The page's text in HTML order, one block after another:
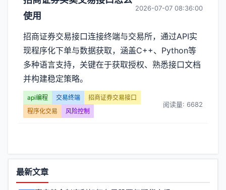
类
【招
商
证
券
接
使用
2026-07-07 08:36:00
招商证券交易接口连接终端与交易所，通过API实
现程序化下单与数据获取，涵盖C++、Python等
多种语言支持，关键在于获取授权、熟悉接口文档
并构建稳定策略。
api编程 交易终端
招商证券交易接口
程序化交易
风险控制
阅读量: 6682
功
能
最新文章